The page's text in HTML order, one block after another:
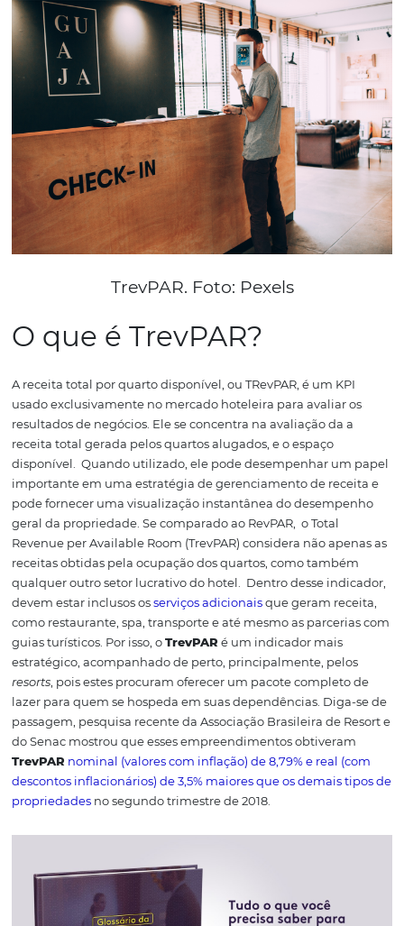
gerada pelos quartos do hotel.Para calculá-lo, é preciso
total da receita de hospedagem pelo número de
disponíveis. Outra opção é multiplicar ovalor da diária
pela taxa de ocupação do hotel em determinado
se de um KPI importante, porém limitado. Ainda mais
se proliferam os chamados serviços adicionais para
agradar os hóspedes .
TrevPAR. Foto: Pexels
O que é TrevPAR?
A receita total por quarto disponível, ou TRevPAR, é um
usado exclusivamente no mercado hoteleira para
resultados de negócios. Ele se concentra na avaliação
receita total gerada pelos quartos alugados, e o espaço
disponível.Quando utilizado, ele pode desempenhar
importante em uma estratégia de gerenciamento de
pode fornecer uma visualização instantânea do
geral da propriedade. Se comparado ao RevPAR, o Total
Revenue per Available Room (TrevPAR) considera não
qualquer outro setor lucrativo do hotel.
devem estar inclusos os
serviços adicionaisque geram